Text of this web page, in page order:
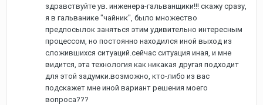
здравствуйте ув. инженера-гальванщики!!! скажу сразу,
я в гальванике "чайник", было множество
предпосылок заняться этим удивительно интересным
процессом, но постоянно находился иной выход из
сложившихся ситуаций.сейчас ситуация иная, и мне
видится, эта технология как никакая другая подходит
для этой задумки.возможно, кто-либо из вас
подскажет мне иной вариант решения моего
вопроса???